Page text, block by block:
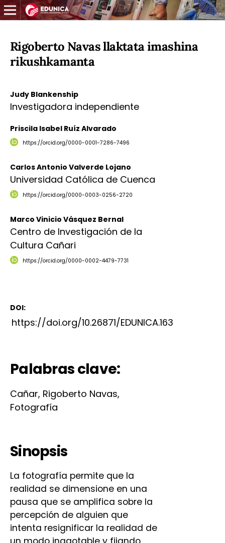
Rigoberto Navas llaktata imashina
rikushkamanta
Judy Blankenship
Investigadora independiente
Priscila Isabel Ruíz Alvarado
https://orcid.org/0000-0001-7286-7496
Carlos Antonio Valverde Lojano
Universidad Católica de Cuenca
https://orcid.org/0000-0003-0256-2720
Marco Vinicio Vásquez Bernal
Centro de Investigación de la
Cultura Cañari
https://orcid.org/0000-0002-4479-7731
DOI:
https://doi.org/10.26871/EDUNICA.163
Palabras clave:
Cañar, Rigoberto Navas,
Fotografía
Sinopsis
La fotografía permite que la
realidad se dimensione en una
pausa que se amplifica sobre la
percepción de alguien que
intenta resignificar la realidad de